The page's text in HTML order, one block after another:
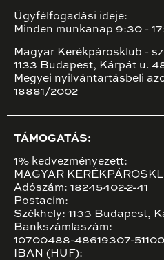
Ügyfélfogadási ideje:
Minden munkanap 9:30 -
Magyar Kerékpárosklub -
1133 Budapest, Kárpát u.
Megyei nyilvántartásbeli
18881/2002
TÁMOGATÁS:
1% kedvezményezett:
MAGYAR
Adószám: 18245402-2-41
Postacím:
Székhely: 1133 Budapest,
Bankszámlaszám:
10700488-48619307-
IBAN (HUF):